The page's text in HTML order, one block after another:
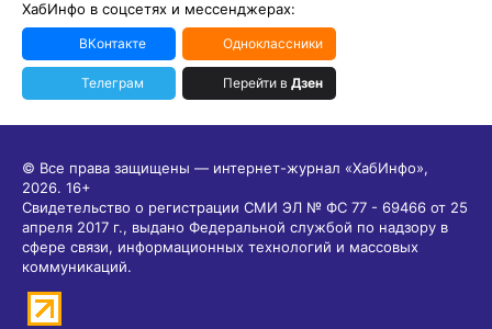
ХабИнфо в соцсетях и мессенджерах:
ВКонтакте Одноклассники
Телеграм Перейти в Дзен
© Все права защищены — интернет-журнал «ХабИнфо»,
2026. 16+
Свидетельство о регистрации СМИ ЭЛ № ФС 77 - 69466 от 25
апреля 2017 г., выдано Федеральной службой по надзору в
сфере связи, информационных технологий и массовых
коммуникаций.